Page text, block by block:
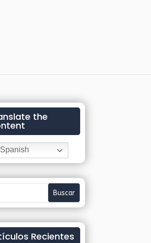
the
Spanish
Recientes